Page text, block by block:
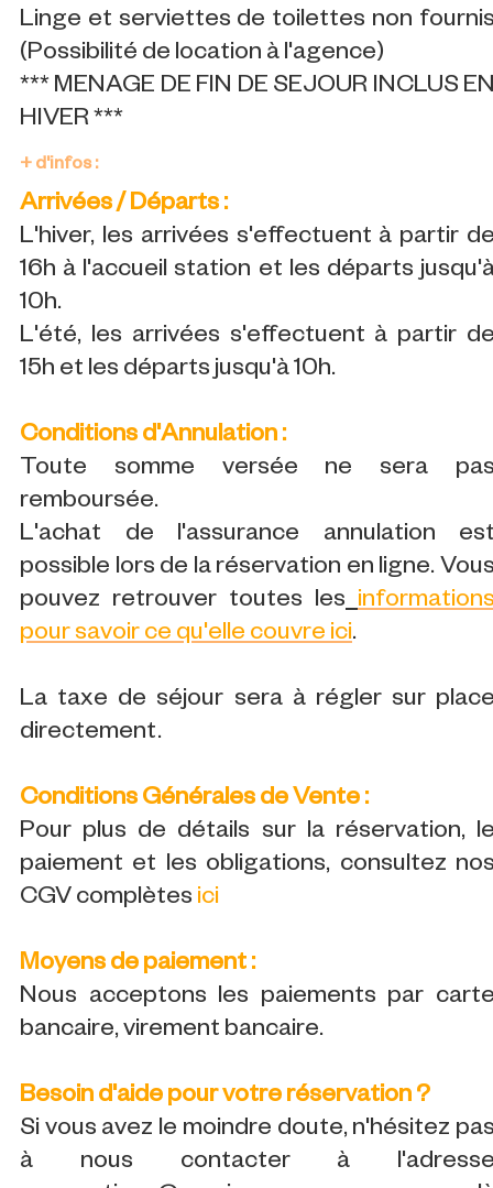
Linge et serviettes de toilettes non
(Possibilité de location à l'agence)
*** MENAGE DE FIN DE SEJOUR INCLUS
HIVER ***
+ d'infos :
Arrivées / Départs :
L'hiver, les arrivées s'effectuent à partir
16h à l'accueil station et les départs
10h.
L'été, les arrivées s'effectuent à partir
15h et les départs jusqu'à 10h.
Conditions d'Annulation :
Toute somme versée ne sera
remboursée.
L'achat de l'assurance annulation
possible lors de la réservation en ligne.
pouvez retrouver toutes les
pour savoir ce qu'elle couvre ici.
La taxe de séjour sera à régler sur
directement.
Conditions Générales de Vente :
Pour plus de détails sur la réservation,
paiement et les obligations, consultez
CGV complètes ici
Moyens de paiement :
Nous acceptons les paiements par
bancaire, virement bancaire.
Besoin d'aide pour votre réservation ?
Si vous avez le moindre doute, n'hésitez
à nous contacter à